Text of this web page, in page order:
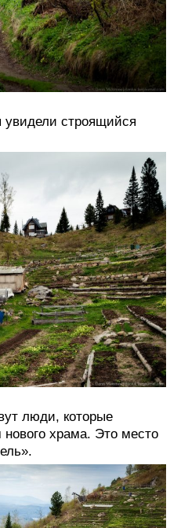
строящийся
люди, которые
храма. Это место